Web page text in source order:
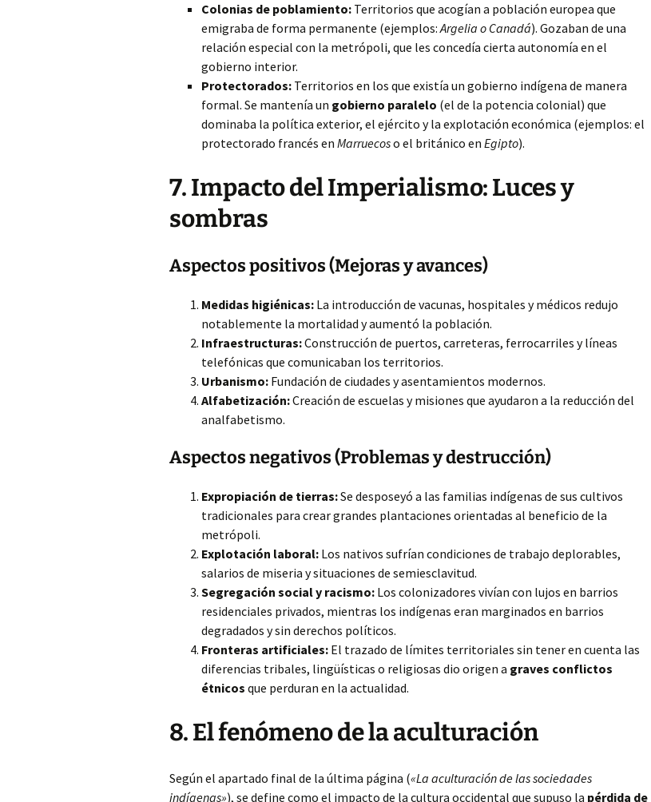
Colonias de poblamiento: Territorios que acogían a población europea que
emigraba de forma permanente (ejemplos:Argelia o Canadá). Gozaban de una
relación especial con la metrópoli, que les concedía cierta autonomía en el
gobierno interior.
Protectorados: Territorios en los que existía un gobierno indígena de manera
formal. Se mantenía un gobierno paralelo (el de la potencia colonial) que
dominaba la política exterior, el ejército y la explotación económica (ejemplos: el
protectorado francés en Marruecoso el británico en Egipto).
7. Impacto del Imperialismo: Luces y
sombras
Aspectos positivos (Mejoras y avances)
Medidas higiénicas: La introducción de vacunas, hospitales y médicos redujo
notablemente la mortalidad y aumentó la población.
Infraestructuras:Construcción de puertos, carreteras, ferrocarriles y líneas
telefónicas que comunicaban los territorios.
Urbanismo: Fundación de ciudades y asentamientos modernos.
Alfabetización:Creación de escuelas y misiones que ayudaron a la reducción del
analfabetismo.
Aspectos negativos (Problemas y destrucción)
Expropiación de tierras:Se desposeyó a las familias indígenas de sus cultivos
tradicionales para crear grandes plantaciones orientadas al beneficio de la
metrópoli.
Explotación laboral: Los nativos sufrían condiciones de trabajo deplorables,
salarios de miseria y situaciones de semiesclavitud.
Segregación social y racismo: Los colonizadores vivían con lujos en barrios
residenciales privados, mientras los indígenas eran marginados en barrios
degradados y sin derechos políticos.
Fronteras artificiales: El trazado de límites territoriales sin tener en cuenta las
diferencias tribales, lingüísticas o religiosas dio origen a graves conflictos
étnicos que perduran en la actualidad.
8. El fenómeno de la aculturación
Según el apartado final de la última página («La aculturación de las sociedades
indígenas»), se define como el impacto de la cultura occidental que supuso la pérdida de